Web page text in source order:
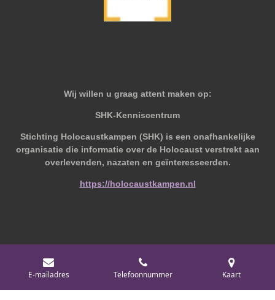
Wij willen u graag attent maken op:
SHK-Kenniscentrum
Stichting Holocaustkampen (SHK) is een onafhankelijke
organisatie die informatie over de Holocaust verstrekt aan
overlevenden, nazaten en geïnteresseerden.
https://holocaustkampen.nl
© 2019 - 2026 Behoudvanoud
Powered byJouwWeb
E-mailadres Telefoonnummer Kaart